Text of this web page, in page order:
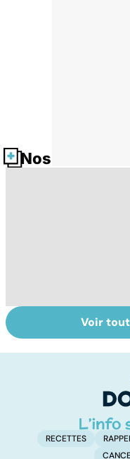
Nos fiches
Tout savoir sur
les virus
Voir
RECETTES